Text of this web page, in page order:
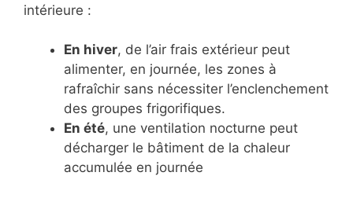
intérieure :
En hiver, de l’air frais extérieur peut
alimenter, en journée, les zones à
rafraîchir sans nécessiter l’enclenchement
des groupes frigorifiques.
En été, une ventilation nocturne peut
décharger le bâtiment de la chaleur
accumulée en journée